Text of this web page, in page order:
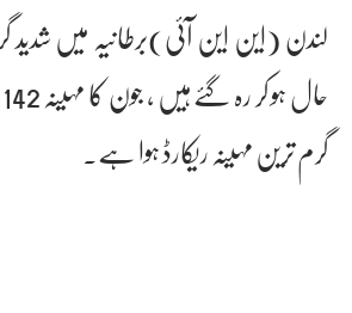
لندن (این این آئی)برطانیہ میں
گرم ترین مہینہ ریکارڈ ہوا ہے۔